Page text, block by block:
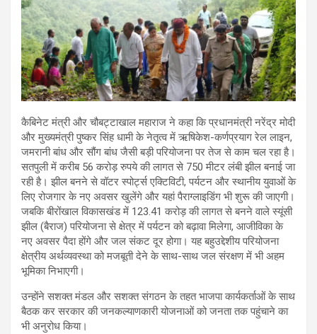
कैबिनेट मंत्री और चौबट्टाखाल महाराज ने कहा कि प्रधानमंत्री नरेंद्र मोदी
और मुख्यमंत्री पुष्कर सिंह धामी के नेतृत्व में ऋषिकेश-कर्णप्रयाग रेल लाइन,
जमरानी बांध और सौंग बांध जैसी बड़ी परियोजना पर तेज से काम चल रहा है।
सतपुली में करीब 56 करोड़ रुपये की लागत से 750 मीटर लंबी झील बनाई जा
रही है। झील बनने से वॉटर स्पोर्ट्स एक्टिविटी, पर्यटन और स्थानीय युवाओं के
लिए रोजगार के नए अवसर खुलेंगे और यहां पैराग्लाइडिंग भी शुरू की जाएगी।
जबकि बीरोंखाल विकासखंड में 123.41 करोड़ की लागत से बनने वाले स्यूंसी
झील (बैराज) परियोजना से क्षेत्र में पर्यटन को बढ़ावा मिलेगा, आजीविका के
नए अवसर पैदा होंगे और जल संकट दूर होगा। यह बहुउद्देशीय परियोजना
क्षेत्रीय अर्थव्यवस्था को मजबूती देने के साथ-साथ जल संरक्षण में भी अहम
भूमिका निभाएगी।
उन्होंने सशक्त मंडल और सशक्त संगठन के तहत भाजपा कार्यकर्ताओं के साथ
बैठक कर सरकार की जनकल्याणकारी योजनाओं को जनता तक पहुंचाने का
भी अनुरोध किया।